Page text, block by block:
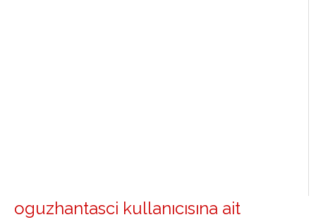
oguzhantasci kullanıcısına ait